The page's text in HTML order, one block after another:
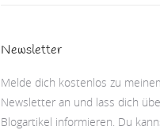
Newsletter
Melde dich kostenlos zu
Newsletter an und lass dich
Blogartikel informieren. Du